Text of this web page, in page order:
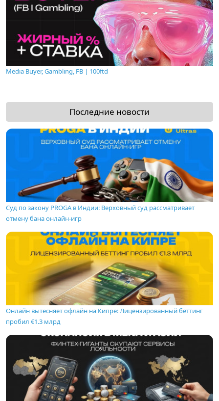
Media Buyer, Gambling, FB | 100ftd
Последние новости
Суд по закону PROGA в Индии: Верховный суд рассматривает
отмену бана онлайн-игр
Онлайн вытесняет офлайн на Кипре: Лицензированный беттинг
пробил €1.3 млрд